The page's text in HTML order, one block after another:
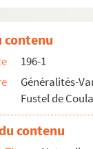
contenu
196-1
Généralités-
Fustel de
contenu